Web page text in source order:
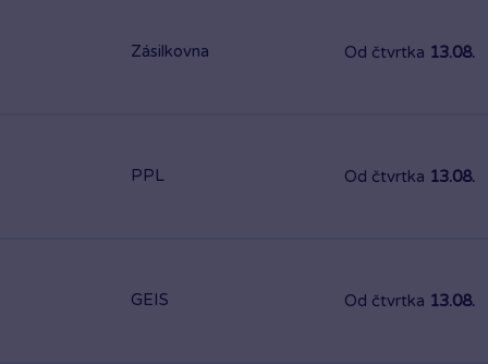
Zásilkovna Od čtvrtka 13.08.
PPL Od čtvrtka 13.08.
GEIS Od čtvrtka 13.08.